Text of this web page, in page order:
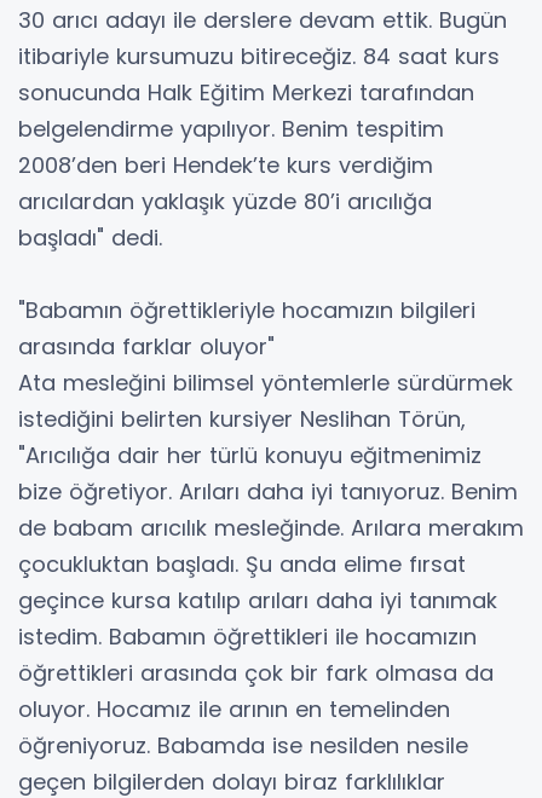
30 arıcı adayı ile derslere devam ettik. Bugün
itibariyle kursumuzu bitireceğiz. 84 saat kurs
sonucunda Halk Eğitim Merkezi tarafından
belgelendirme yapılıyor. Benim tespitim
2008’den beri Hendek’te kurs verdiğim
arıcılardan yaklaşık yüzde 80’i arıcılığa
başladı" dedi.
"Babamın öğrettikleriyle hocamızın bilgileri
arasında farklar oluyor"
Ata mesleğini bilimsel yöntemlerle sürdürmek
istediğini belirten kursiyer Neslihan Törün,
"Arıcılığa dair her türlü konuyu eğitmenimiz
bize öğretiyor. Arıları daha iyi tanıyoruz. Benim
de babam arıcılık mesleğinde. Arılara merakım
çocukluktan başladı. Şu anda elime fırsat
geçince kursa katılıp arıları daha iyi tanımak
istedim. Babamın öğrettikleri ile hocamızın
öğrettikleri arasında çok bir fark olmasa da
oluyor. Hocamız ile arının en temelinden
öğreniyoruz. Babamda ise nesilden nesile
geçen bilgilerden dolayı biraz farklılıklar